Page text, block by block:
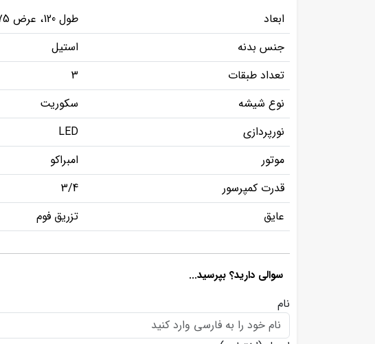
ابعاد
طول 120، عرض 75، ارتفاع 150 سانتی متر
جنس بدنه
استیل
تعداد طبقات
3
نوع شیشه
سکوریت
نورپردازی
LED
موتور
امبراکو
قدرت کمپرسور
3/4
عایق
تزریق فوم
سوالی دارید؟ بپرسید...
نام